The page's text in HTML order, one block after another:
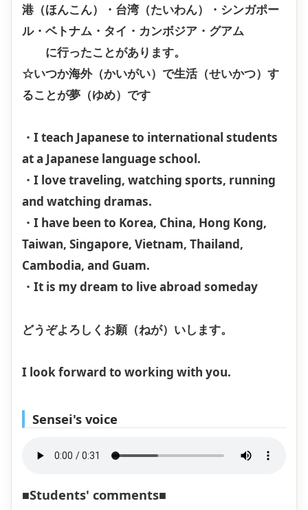
港（ほんこん）・台湾（たいわん）・シンガポー
ル・ベトナム・タイ・カンボジア・グアム
に行ったことがあります。
☆いつか海外（かいがい）で生活（せいかつ）す
ることが夢（ゆめ）です
・I teach Japanese to international students
at a Japanese language school.
・I love traveling, watching sports, running
and watching dramas.
・I have been to Korea, China, Hong Kong,
Taiwan, Singapore, Vietnam, Thailand,
Cambodia, and Guam.
・It is my dream to live abroad someday
どうぞよろしくお願（ねが）いします。
I look forward to working with you.
Sensei's voice
■Students' comments■